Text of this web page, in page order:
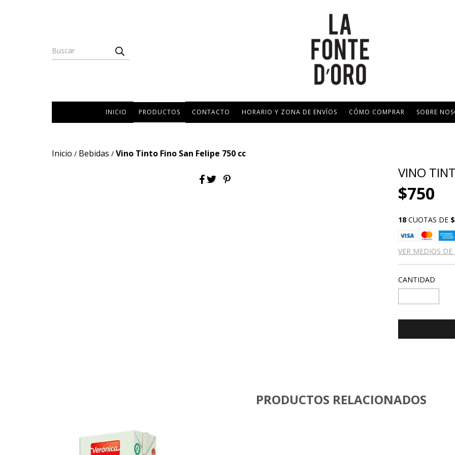
INICIO PRODUCTOS CONTACTO HORARIO Y ZONA DE ENVÍOS CÓMO COMPRAR SOBRE
Inicio / Bebidas / Vino Tinto Fino San Felipe 750 cc
VINO
$750
18 CUOTAS DE
VER MEDIOS DE
CANTIDAD
PRODUCTOS RELACIONADOS